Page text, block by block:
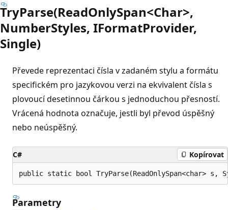
TryParse(ReadOnlySpan<Char>,
NumberStyles, IFormatProvider,
Single)
Převede reprezentaci čísla v zadaném stylu a formátu
specifickém pro jazykovou verzi na ekvivalent čísla s
plovoucí desetinnou čárkou s jednoduchou přesností.
Vrácená hodnota označuje, jestli byl převod úspěšný
nebo neúspěšný.
C# Kopírovat
public static bool TryParse(ReadOnlySpan<char>
Parametry